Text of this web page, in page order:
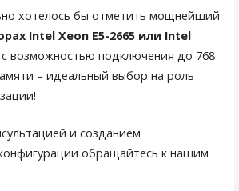
хотелось бы отметить мощнейший
Intel Xeon E5-2665 или Intel
возможностью подключения до 768
– идеальный выбор на роль
и созданием
обращайтесь к нашим